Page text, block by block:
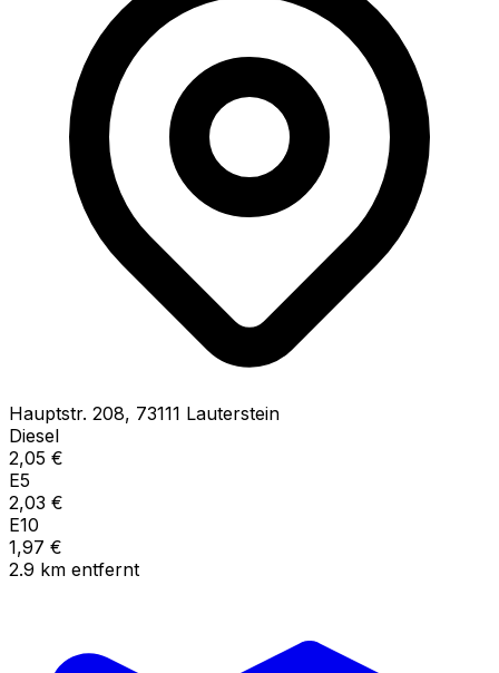
Hauptstr. 208, 73111 Lauterstein
Diesel
2,05 €
E5
2,03 €
E10
1,97 €
2.9 km entfernt